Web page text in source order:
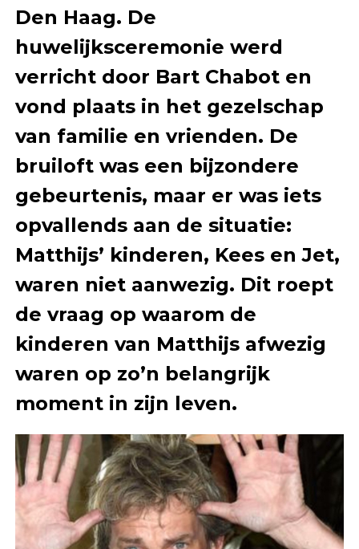
Den Haag. De
huwelijksceremonie werd
verricht door Bart Chabot en
vond plaats in het gezelschap
van familie en vrienden. De
bruiloft was een bijzondere
gebeurtenis, maar er was iets
opvallends aan de situatie:
Matthijs’ kinderen, Kees en Jet,
waren niet aanwezig. Dit roept
de vraag op waarom de
kinderen van Matthijs afwezig
waren op zo’n belangrijk
moment in zijn leven.